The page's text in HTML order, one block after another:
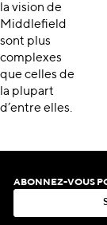
la vision de
Middlefield
sont plus
complexes
que celles de
la plupart
d’entre elles.
ABONNEZ-VOUS